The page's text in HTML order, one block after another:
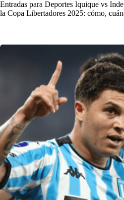
Entradas para Deportes Iquique vs
la Copa Libertadores 2025: cómo,